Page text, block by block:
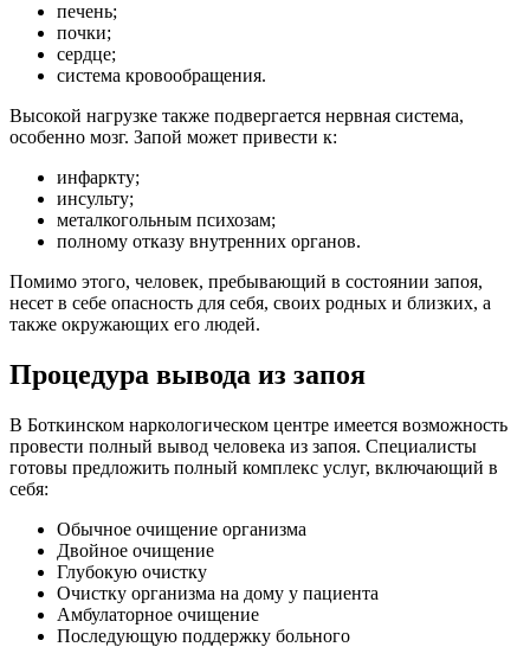
печень;
почки;
сердце;
система кровообращения.
Высокой нагрузке также подвергается нервная система,
особенно мозг. Запой может привести к:
инфаркту;
инсульту;
металкогольным психозам;
полному отказу внутренних органов.
Помимо этого, человек, пребывающий в состоянии запоя,
несет в себе опасность для себя, своих родных и близких, а
также окружающих его людей.
Процедура вывода из запоя
В Боткинском наркологическом центре имеется возможность
провести полный вывод человека из запоя. Специалисты
готовы предложить полный комплекс услуг, включающий в
себя:
Обычное очищение организма
Двойное очищение
Глубокую очистку
Очистку организма на дому у пациента
Амбулаторное очищение
Последующую поддержку больного